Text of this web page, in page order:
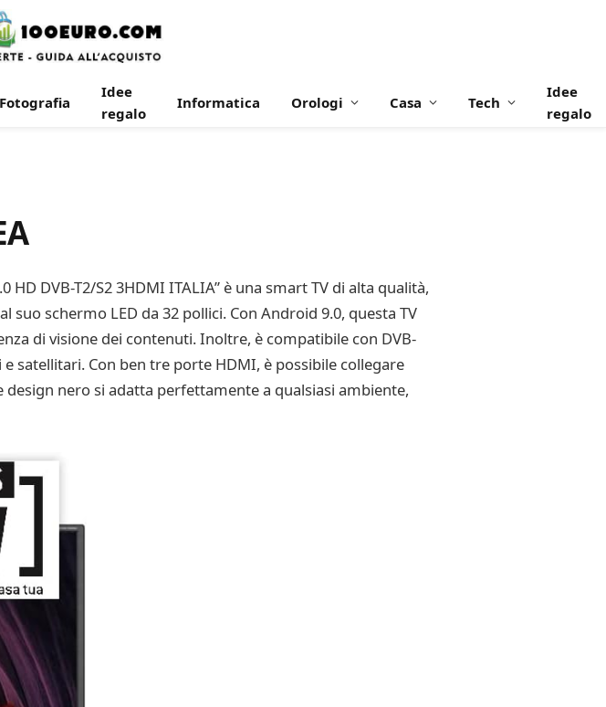
Fotografia
Idee
regalo
Informatica Orologi Casa Tech
Idee
regalo
HD DVB-T2/S2 3HDMI ITALIA” è una smart TV di alta qualità,
schermo LED da 32 pollici. Con Android 9.0, questa TV
di visione dei contenuti. Inoltre, è compatibile con DVB-
satellitari. Con ben tre porte HDMI, è possibile collegare
nero si adatta perfettamente a qualsiasi ambiente,